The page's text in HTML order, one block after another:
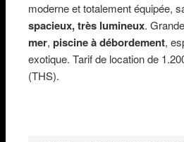
moderne et totalement équipée,
spacieux, très lumineux.
mer,piscine à débordement,
exotique. Tarif de location de
(THS).